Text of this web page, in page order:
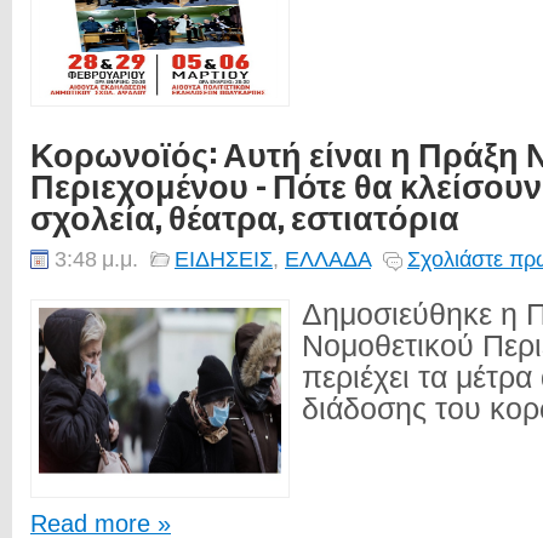
Κορωνοϊός: Αυτή είναι η Πράξη
Περιεχομένου - Πότε θα
σχολεία, θέατρα, εστιατόρια
3:48 μ.μ. ΕΙΔΗΣΕΙΣ, ΕΛΛΑΔΑ Σχολιάστε
Δημοσιεύθηκε η
Νομοθετικού
περιέχει τα
διάδοσης του
Read more »